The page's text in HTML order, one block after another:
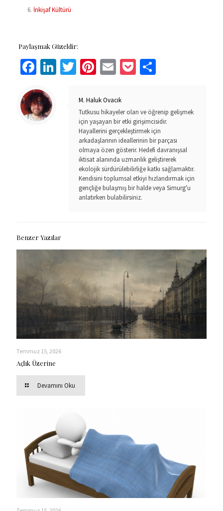
İnkişaf Kültürü
Paylaşmak Güzeldir:
Facebook
LinkedIn
Twitter
Pinterest
EmailPocketShare
M. Haluk Ovacık
Tutkusu hikayeler olan ve öğrenip gelişmek
için yaşayan bir etki girişimcisidir.
Hayallerini gerçekleştirmek için
arkadaşlarının ideallerinin bir parçası
olmaya özen gösterir. Hedefi davranışsal
iktisat alanında uzmanlık geliştirerek
ekolojik sürdürülebilirliğe katkı sağlamaktır.
Kendisini toplumsal etkiyi hızlandırmak için
gençliğe bulaşmış bir halde veya Simurg'u
anlatırken bulabilirsiniz.
Benzer Yazılar
Temmuz 15, 2026
Açlık Üzerine
Devamını Oku